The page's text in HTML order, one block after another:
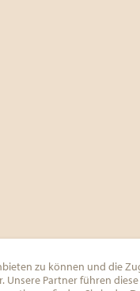
zu können und die
Partner führen